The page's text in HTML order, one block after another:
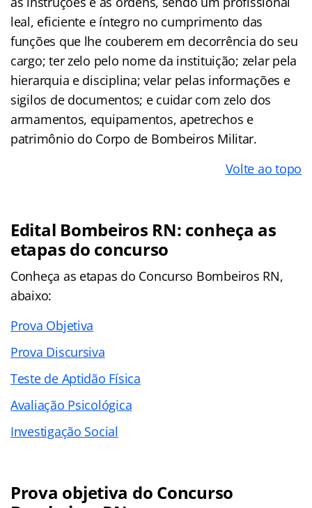
leal, eficiente e íntegro no cumprimento das
funções que lhe couberem em decorrência do seu
cargo; ter zelo pelo nome da instituição; zelar pela
hierarquia e disciplina; velar pelas informações e
sigilos de documentos; e cuidar com zelo dos
armamentos, equipamentos, apetrechos e
patrimônio do Corpo de Bombeiros Militar.
Volte ao topo
Edital Bombeiros RN: conheça as
etapas do concurso
Conheça as etapas do Concurso Bombeiros RN,
abaixo:
Prova Objetiva
Prova Discursiva
Teste de Aptidão Física
Avaliação Psicológica
Investigação Social
Prova objetiva do Concurso